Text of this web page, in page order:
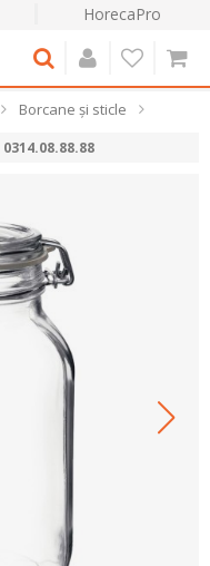
HorecaPro
Borcane și sticle
0314.08.88.88